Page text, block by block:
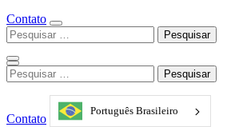
Contato
Pesquisar
por:
Pesquisar
por:
Contato
Português Brasileiro